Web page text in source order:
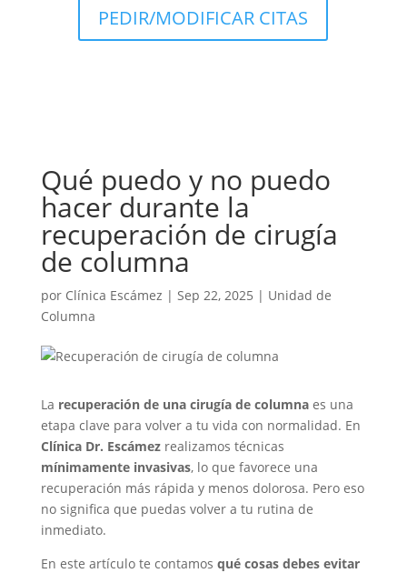
PEDIR/MODIFICAR CITAS
Qué puedo y no puedo
hacer durante la
recuperación de cirugía
de columna
por Clínica Escámez | Sep 22, 2025 | Unidad de
Columna
La recuperación de una cirugía de columna es una
etapa clave para volver a tu vida con normalidad. En
Clínica Dr. Escámezrealizamos técnicas
mínimamente invasivas, lo que favorece una
recuperación más rápida y menos dolorosa. Pero eso
no significa que puedas volver a tu rutina de
inmediato.
En este artículo te contamos qué cosas debes evitar